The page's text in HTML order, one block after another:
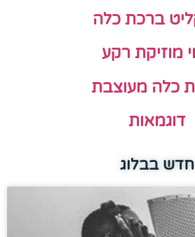
ברכת כלה
מוזיקת רקע
כלה מעוצבת
דוגמאות
חדש בבלוג